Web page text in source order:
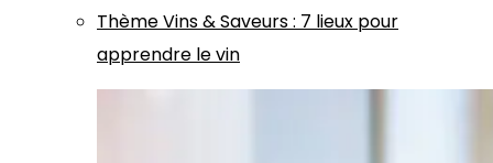
ThèmeVins & Saveurs: 7 lieux pour
apprendre le vin